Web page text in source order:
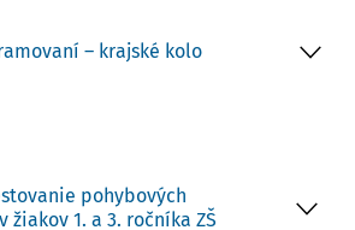
– krajské kolo
pohybových
1. a 3. ročníka ZŠ